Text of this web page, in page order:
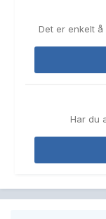
Det er enkelt
Har du